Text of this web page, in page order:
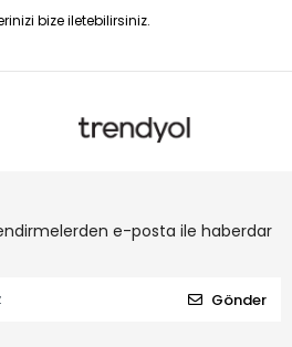
bize iletebilirsiniz.
e-posta ile haberdar
Gönder